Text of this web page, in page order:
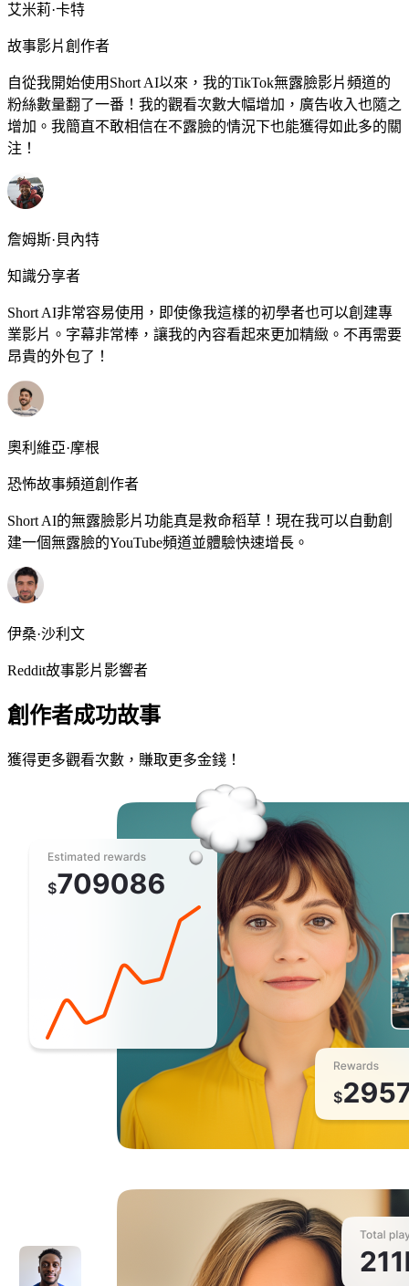
艾米莉·卡特
故事影片創作者
自從我開始使用Short AI以來，我的TikTok無露臉影片頻道的
粉絲數量翻了一番！我的觀看次數大幅增加，廣告收入也隨之
增加。我簡直不敢相信在不露臉的情況下也能獲得如此多的關
注！
詹姆斯·貝內特
知識分享者
Short AI非常容易使用，即使像我這樣的初學者也可以創建專
業影片。字幕非常棒，讓我的內容看起來更加精緻。不再需要
昂貴的外包了！
奧利維亞·摩根
恐怖故事頻道創作者
Short AI的無露臉影片功能真是救命稻草！現在我可以自動創
建一個無露臉的YouTube頻道並體驗快速增長。
伊桑·沙利文
Reddit故事影片影響者
創作者成功故事
獲得更多觀看次數，賺取更多金錢！